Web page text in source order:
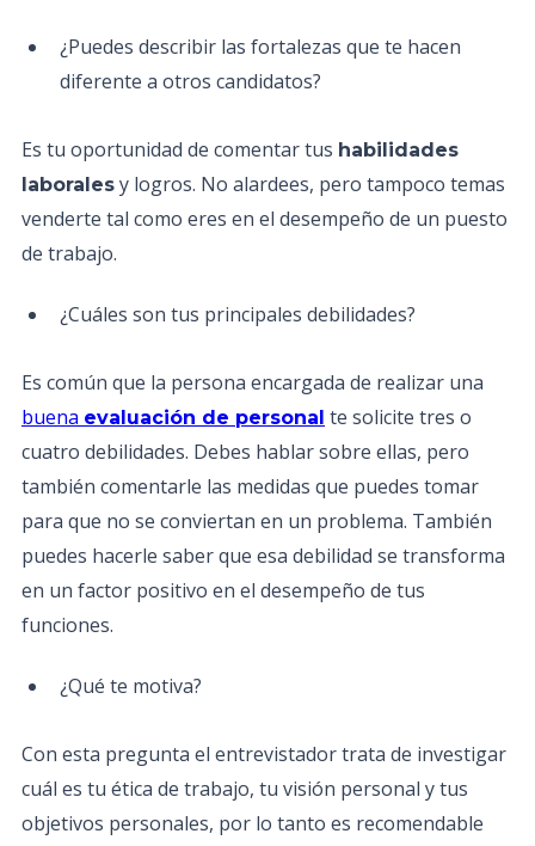
¿Puedes describir las fortalezas que te hacen
diferente a otros candidatos?
​Es tu oportunidad de comentar tus habilidades
laborales y logros. No alardees, pero tampoco temas
venderte tal como eres en el desempeño de un puesto
de trabajo.
¿Cuáles son tus principales debilidades?
Es común que la persona encargada de realizar una
buena evaluación de personal te solicite tres o
cuatro debilidades. Debes hablar sobre ellas, pero
también comentarle las medidas que puedes tomar
para que no se conviertan en un problema. También
puedes hacerle saber que esa debilidad se transforma
en un factor positivo en el desempeño de tus
funciones.
¿Qué te motiva?
Con esta pregunta el entrevistador trata de investigar
cuál es tu ética de trabajo, tu visión personal y tus
objetivos personales, por lo tanto es recomendable